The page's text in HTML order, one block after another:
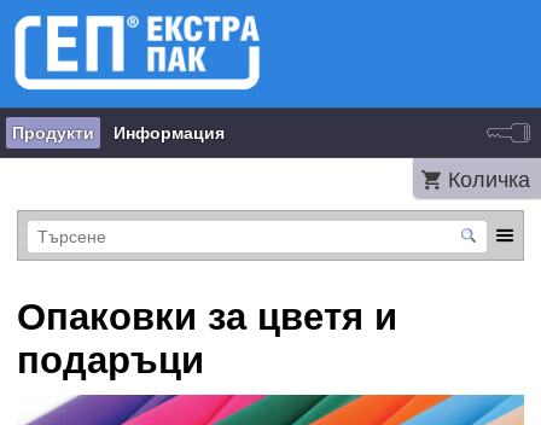
Продукти Информация
Количка
Опаковки за цветя и
подаръци